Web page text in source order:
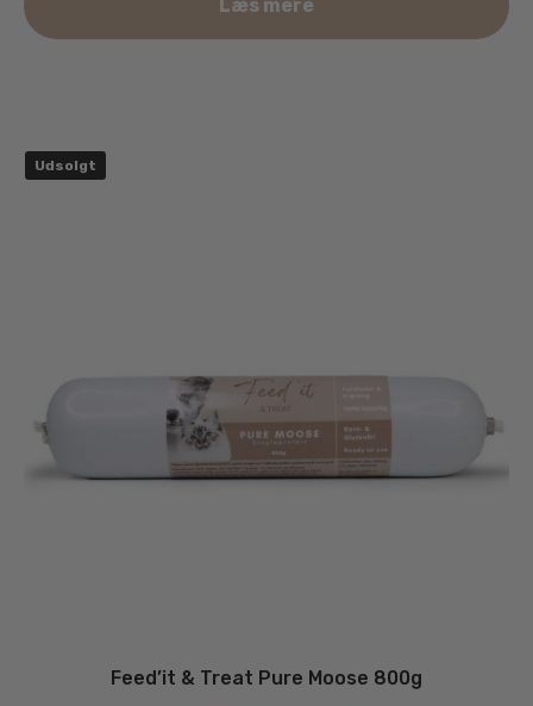
Læs mere
Udsolgt
Feed’it & Treat Pure Moose 800g